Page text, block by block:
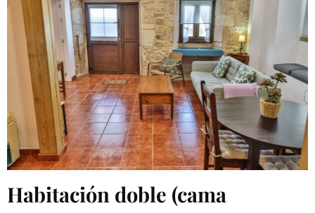
Habitación doble (cama